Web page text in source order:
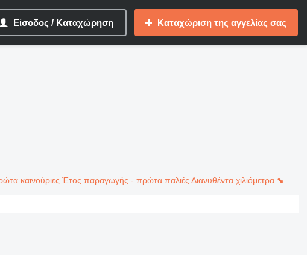
Είσοδος / Καταχώρηση Καταχώριση της αγγελίας σας
καινούριες Έτος παραγωγής - πρώτα παλιές Διανυθέντα χιλιόμετρα ⬊